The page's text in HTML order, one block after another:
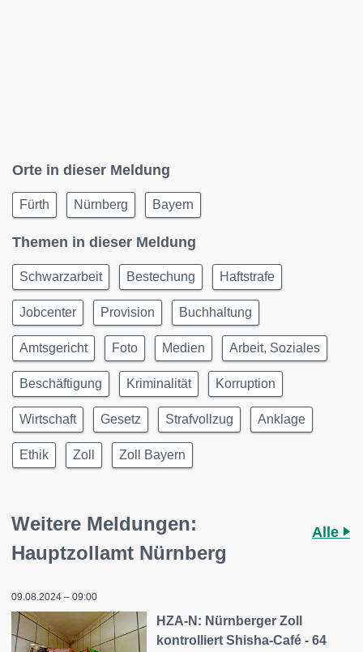
Orte in dieser Meldung
Fürth Nürnberg Bayern
Themen in dieser Meldung
Schwarzarbeit Bestechung Haftstrafe
Jobcenter Provision Buchhaltung
Amtsgericht Foto Medien Arbeit, Soziales
Beschäftigung Kriminalität Korruption
Wirtschaft Gesetz Strafvollzug Anklage
Ethik Zoll Zoll Bayern
Weitere Meldungen:
Hauptzollamt Nürnberg
Alle
09.08.2024 – 09:00
HZA-N: Nürnberger Zoll
kontrolliert Shisha-Café - 64